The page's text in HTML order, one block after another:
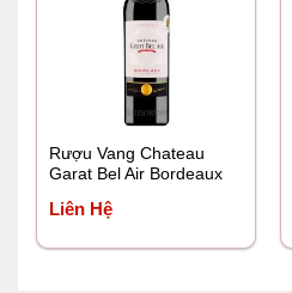
Rượu Vang Chateau
Garat Bel Air Bordeaux
Liên Hệ